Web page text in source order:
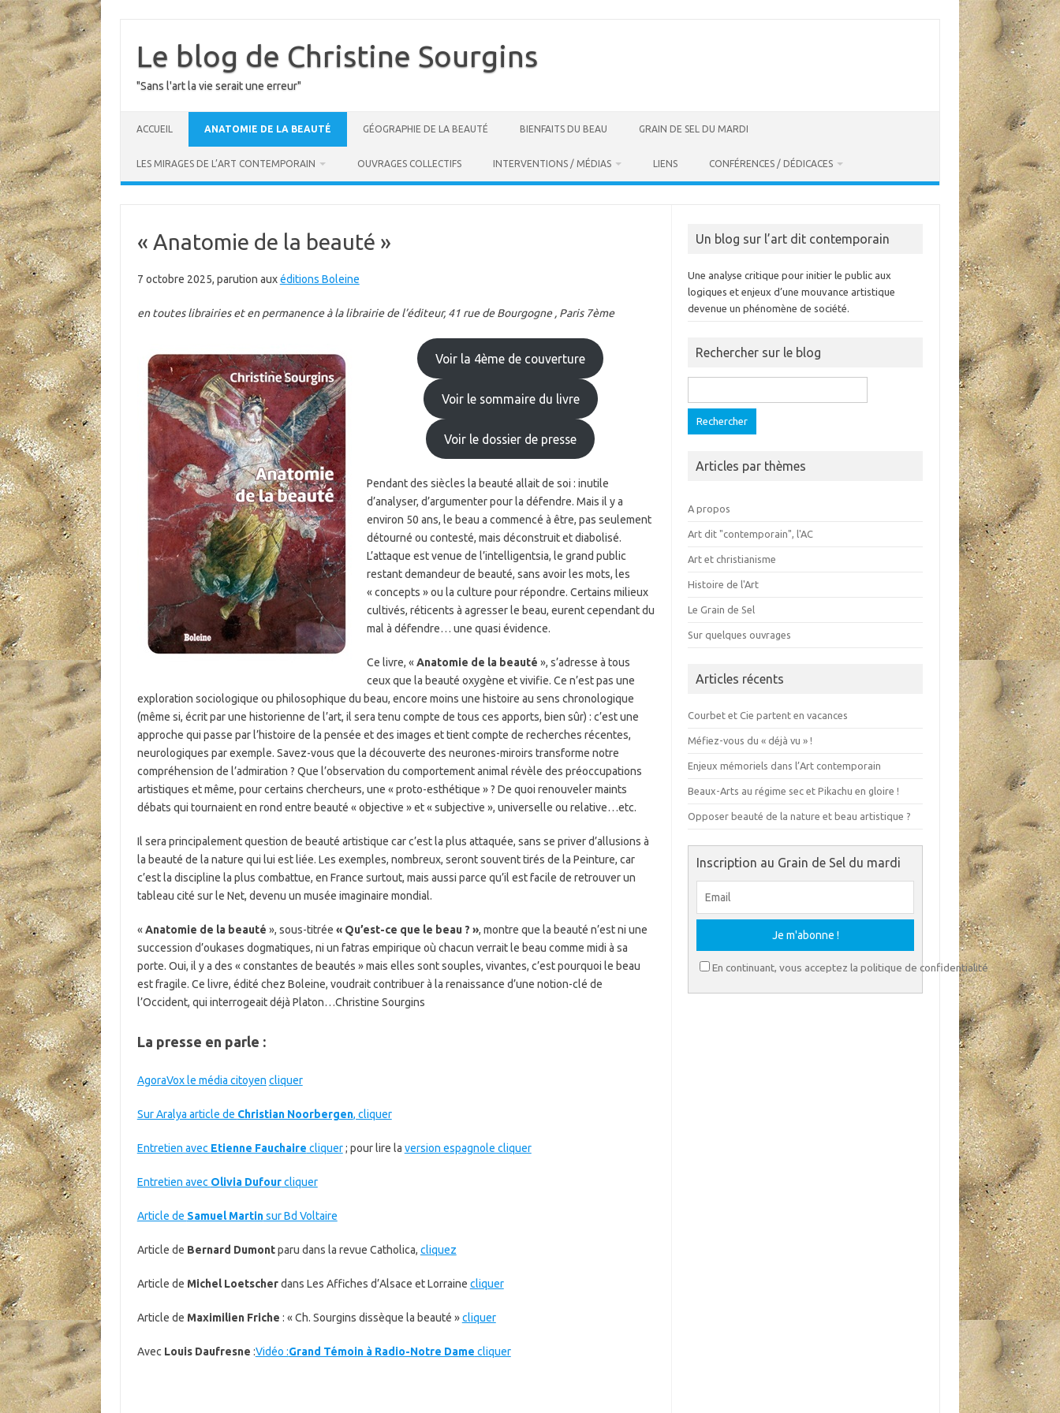
contentLe blog de Christine Sourgins
"Sans l'art la vie serait une erreur"
ACCUEIL ANATOMIE DE LA BEAUTÉ GÉOGRAPHIE DE LA BEAUTÉ BIENFAITS DU BEAU GRAIN DE SEL DU MARDI
LES MIRAGES DE L’ART CONTEMPORAIN OUVRAGES COLLECTIFS INTERVENTIONS / MÉDIAS LIENS CONFÉRENCES / DÉDICACES
« Anatomie de la beauté »
7 octobre 2025, parution auxéditions Boleine
en toutes librairies et en permanence à la librairie de l’éditeur, 41 rue de Bourgogne , Paris 7ème
Voir la 4ème de couverture
Voir le sommaire du livre
Voir le dossier de presse
Pendant des siècles la beauté allait de soi : inutile
d’analyser, d’argumenter pour la défendre. Mais il y a
environ 50 ans, le beau a commencé à être, pas seulement
détourné ou contesté, mais déconstruit et diabolisé.
L’attaque est venue de l’intelligentsia, le grand public
restant demandeur de beauté, sans avoir les mots, les
« concepts » ou la culture pour répondre. Certains milieux
cultivés, réticents à agresser le beau, eurent cependant du
mal à défendre… une quasi évidence.
Ce livre, «Anatomie de la beauté », s’adresse à tous
ceux que la beauté oxygène et vivifie. Ce n’est pas une
exploration sociologique ou philosophique du beau, encore moins une histoire au sens chronologique
(même si, écrit par une historienne de l’art, il sera tenu compte de tous ces apports, bien sûr) : c’est une
approche qui passe par l’histoire de la pensée et des images et tient compte de recherches récentes,
neurologiques par exemple. Savez-vous que la découverte des neurones-miroirs transforme notre
compréhension de l’admiration ? Que l’observation du comportement animal révèle des préoccupations
artistiques et même, pour certains chercheurs, une « proto-esthétique » ? De quoi renouveler maints
débats qui tournaient en rond entre beauté « objective » et « subjective », universelle ou relative…etc.
Il sera principalement question de beauté artistique car c’est la plus attaquée, sans se priver d’allusions à
la beauté de la nature qui lui est liée. Les exemples, nombreux, seront souvent tirés de la Peinture, car
c’est la discipline la plus combattue, en France surtout, mais aussi parce qu’il est facile de retrouver un
tableau cité sur le Net, devenu un musée imaginaire mondial.
«Anatomie de la beauté », sous-titrée « Qu’est-ce que le beau ? », montre que la beauté n’est ni une
succession d’oukases dogmatiques, ni un fatras empirique où chacun verrait le beau comme midi à sa
porte. Oui, il y a des « constantes de beautés » mais elles sont souples, vivantes, c’est pourquoi le beau
est fragile. Ce livre, édité chez Boleine, voudrait contribuer à la renaissance d’une notion-clé de
l’Occident, qui interrogeait déjà Platon…Christine Sourgins
La presse en parle :
AgoraVox le média citoyen cliquer
Sur Aralya article de Christian Noorbergen, cliquer
Entretien avec Etienne Fauchaire cliquer; pour lire la version espagnole cliquer
Entretien avec Olivia Dufourcliquer
Article de Samuel Martinsur Bd Voltaire
Article de Bernard Dumontparu dans la revue Catholica, cliquez
Article de Michel Loetscherdans Les Affiches d’Alsace et Lorraine cliquer
Article de Maximilien Friche : « Ch. Sourgins dissèque la beauté »cliquer
Avec Louis Daufresne :Vidéo :Grand Témoin à Radio-Notre Dame cliquer
Un blog sur l’art dit contemporain
Une analyse critique pour initier le public aux
logiques et enjeux d’une mouvance artistique
devenue un phénomène de société.
Rechercher sur le blog
Articles par thèmes
A propos
Art dit "contemporain", l'AC
Art et christianisme
Histoire de l'Art
Le Grain de Sel
Sur quelques ouvrages
Articles récents
Courbet et Cie partent en vacances
Méfiez-vous du « déjà vu » !
Enjeux mémoriels dans l’Art contemporain
Beaux-Arts au régime sec et Pikachu en gloire !
Opposer beauté de la nature et beau artistique ?
Inscription au Grain de Sel du mardi
En continuant, vous acceptez la politique de confidentialité